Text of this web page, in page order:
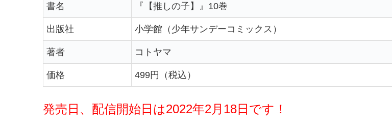
書名 『【推しの子】』10巻
出版社 小学館（少年サンデーコミックス）
著者 コトヤマ
価格 499円（税込）
発売日、配信開始日は2022年2月18日です！